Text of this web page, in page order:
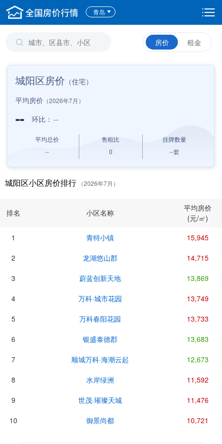
青岛
房价 租金
城阳区房价 （住宅）
平均房价 （2026年7月）
-- 环比： --
平均总价
--
售租比
0
挂牌数量
--套
城阳区小区房价排行 （2026年7月）
排名 小区名称
平均房价
(元/㎡)
1
青特小镇 15,945
2 龙湖悠山郡 14,715
3 蔚蓝创新天地 13,869
4 万科·城市花园 13,749
5 万科春阳花园 13,733
6 银盛泰德郡 13,683
7 顺城万科·海潮云起 12,673
8 水岸绿洲 11,592
9 世茂·璀璨天城 11,476
10 御景尚都 10,721